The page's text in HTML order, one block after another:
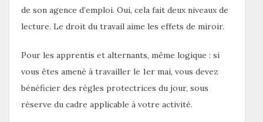
de son agence d’emploi. Oui, cela fait deux niveaux de
lecture. Le droit du travail aime les effets de miroir.
Pour les apprentis et alternants, même logique : si
vous êtes amené à travailler le 1er mai, vous devez
bénéficier des règles protectrices du jour, sous
réserve du cadre applicable à votre activité.